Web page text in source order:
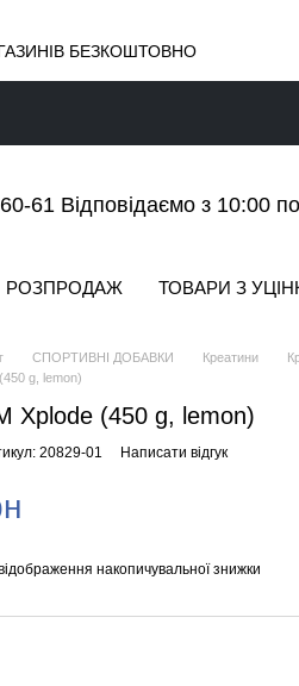
БЕЗКОШТОВНО
61 Відповідаємо з 10:00
РОЗПРОДАЖ ТОВАРИ З
СПОРТИВНІ ДОБАВКИ Креатини
g, lemon)
Xplode (450 g, lemon)
20829-01 Написати відгук
накопичувальної знижки